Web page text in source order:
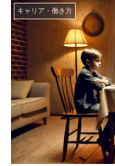
キャリア・働き方